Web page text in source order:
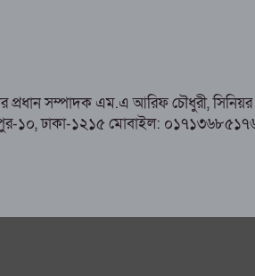
প্রধান সম্পাদক এম.এ আরিফ চৌধুরী,
১০, ঢাকা-১২১৫ মোবাইল: